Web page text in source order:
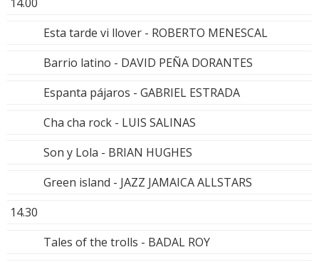
Esta tarde vi llover - ROBERTO MENESCAL
Barrio latino - DAVID PEÑA DORANTES
Espanta pájaros - GABRIEL ESTRADA
Cha cha rock - LUIS SALINAS
Son y Lola - BRIAN HUGHES
Green island - JAZZ JAMAICA ALLSTARS
14.30
Tales of the trolls - BADAL ROY